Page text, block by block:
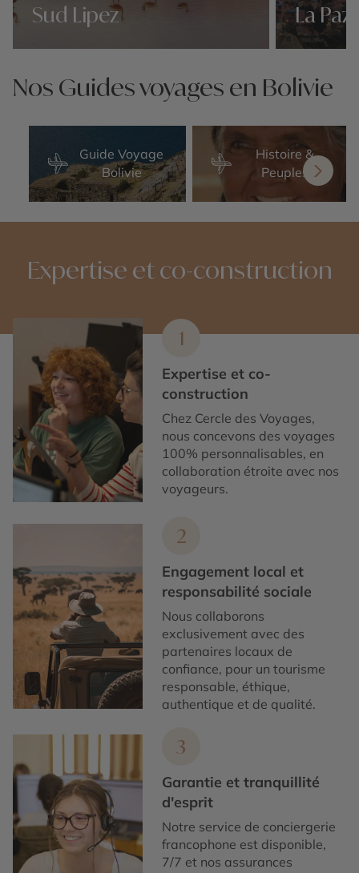
Sud Lipez La Paz
Nos Guides voyages en Bolivie
Guide Voyage
Bolivie
Histoire &
Peuples
Expertise et co-construction
1
Expertise et co-
construction
Chez Cercle des Voyages,
nous concevons des voyages
100% personnalisables, en
collaboration étroite avec nos
voyageurs.
2
Engagement local et
responsabilité sociale
Nous collaborons
exclusivement avec des
partenaires locaux de
confiance, pour un tourisme
responsable, éthique,
authentique et de qualité.
3
Garantie et tranquillité
d'esprit
Notre service de conciergerie
francophone est disponible,
7/7 et nos assurances